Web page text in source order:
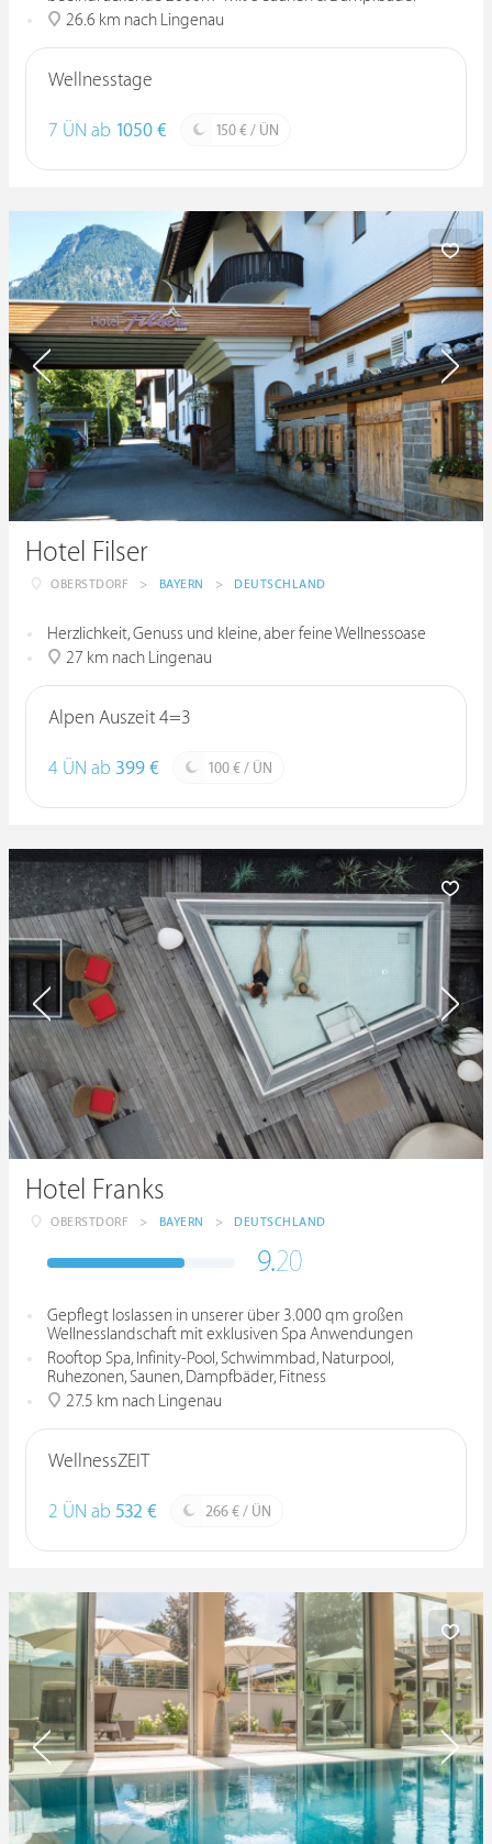
26.6 km nach Lingenau
Wellnesstage
7 ÜN ab 1050 € 150 € / ÜN
Hotel Filser
OBERSTDORF > BAYERN > DEUTSCHLAND
Herzlichkeit, Genuss und kleine, aber feine Wellnessoase
27 km nach Lingenau
Alpen Auszeit 4=3
4 ÜN ab 399 € 100 € / ÜN
Hotel Franks
OBERSTDORF > BAYERN > DEUTSCHLAND
9.20
Gepflegt loslassen in unserer über 3.000 qm großen
Wellnesslandschaft mit exklusiven Spa Anwendungen
Rooftop Spa, Infinity-Pool, Schwimmbad, Naturpool,
Ruhezonen, Saunen, Dampfbäder, Fitness
27.5 km nach Lingenau
WellnessZEIT
2 ÜN ab 532 € 266 € / ÜN